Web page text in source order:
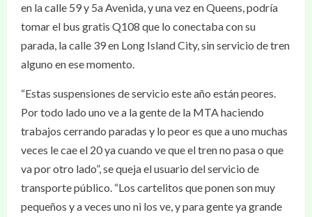
en la calle 59 y 5a Avenida, y una vez en Queens, podría
tomar el bus gratis Q108 que lo conectaba con su
parada, la calle 39 en Long Island City, sin servicio de tren
alguno en ese momento.
“Estas suspensiones de servicio este año están peores.
Por todo lado uno ve a la gente de la MTA haciendo
trabajos cerrando paradas y lo peor es que a uno muchas
veces le cae el 20 ya cuando ve que el tren no pasa o que
va por otro lado”, se queja el usuario del servicio de
transporte público. “Los cartelitos que ponen son muy
pequeños y a veces uno ni los ve, y para gente ya grande